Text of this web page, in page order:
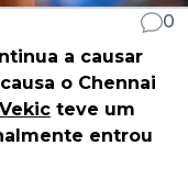
0
a causar
o Chennai
teve um
entrou